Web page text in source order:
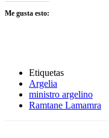
Me gusta esto:
Etiquetas
Argelia
ministro argelino
Ramtane Lamamra